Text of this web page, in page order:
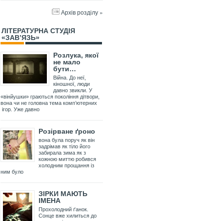
Архів розділу »
ЛІТЕРАТУРНА СТУДІЯ
«ЗАВ’ЯЗЬ»
Розлука, якої
не мало
бути…
Війна. До неї,
кіношної, люди
давно звикли. У
«вінйушки» граються покоління дітвори,
вона чи не головна тема комп’ютерних
ігор. Уже давно
Розірване ґроно
вона була поруч як він
задрімав як тіло його
забирала зима як з
кожною миттю робився
холодним прощання із
ним було
ЗІРКИ МАЮТЬ
ІМЕНА
Прохолодний ґанок.
Сонце вже хилиться до